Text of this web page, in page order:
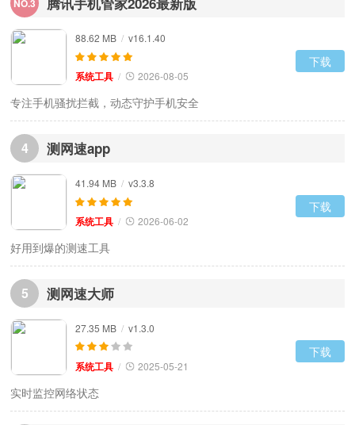
NO.3
88.62 MB / v16.1.40
系统工具 / 2026-08-05
下载
专注手机骚扰拦截，动态守护手机安全
4 测网速app
41.94 MB / v3.3.8
系统工具 / 2026-06-02
下载
好用到爆的测速工具
5 测网速大师
27.35 MB / v1.3.0
系统工具 / 2025-05-21
下载
实时监控网络状态